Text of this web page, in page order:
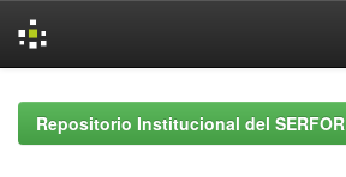
navigationRepositorio Institucional del SERFOR